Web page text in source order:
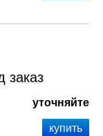
заказ
уточняйте